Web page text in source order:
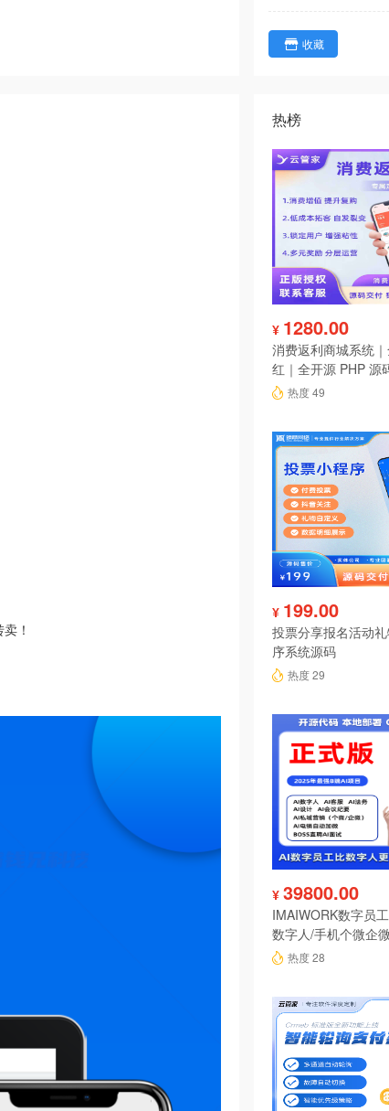
收藏
！
热榜
¥ 1280.00
消费返利商城系统
红｜全开源 PHP 源
热度 49
¥ 199.00
投票分享报名活动
序系统源码
热度 29
¥ 39800.00
IMAIWORK数字员
数字人/手机个微企
陪练/电销/客服/法
热度 28